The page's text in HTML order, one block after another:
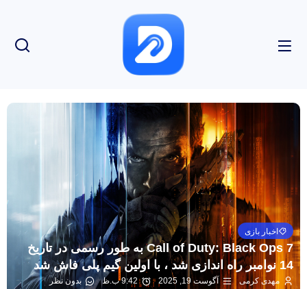
اخبار بازی
Call of Duty: Black Ops 7 به طور رسمی در تاریخ
14 نوامبر راه اندازی شد ، با اولین گیم پلی فاش شد
مهدی کرمی آگوست 19, 2025 9:42 ب.ظ
بدون نظر